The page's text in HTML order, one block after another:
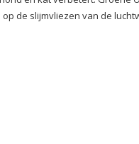
de slijmvliezen van de